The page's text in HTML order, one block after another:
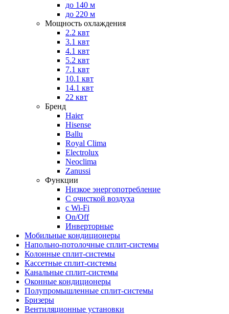
до 140 м
до 220 м
Мощность охлаждения
2.2 квт
3.1 квт
4.1 квт
5.2 квт
7.1 квт
10.1 квт
14.1 квт
22 квт
Бренд
Haier
Hisense
Ballu
Royal Clima
Electrolux
Neoclima
Zanussi
Функции
Низкое энергопотребление
С очисткой воздуха
с Wi-Fi
On/Off
Инверторные
Мобильные кондиционеры
Напольно-потолоч​ные ​сплит-системы
Колонные ​​сплит-системы
Кассетные сплит-системы
Канальные сплит-системы
Оконные кондиционеры
Полупромышленные сплит-системы
Бризеры
Вентиляционные установки